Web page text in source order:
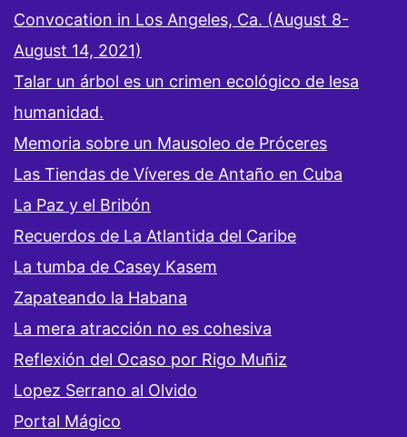
Convocation in Los Angeles, Ca. (August 8-
August 14, 2021)
Talar un árbol es un crimen ecológico de lesa
humanidad.
Memoria sobre un Mausoleo de Próceres
Las Tiendas de Víveres de Antaño en Cuba
La Paz y el Bribón
Recuerdos de La Atlantida del Caribe
La tumba de Casey Kasem
Zapateando la Habana
La mera atracción no es cohesiva
Reflexión del Ocaso por Rigo Muñiz
Lopez Serrano al Olvido
Portal Mágico